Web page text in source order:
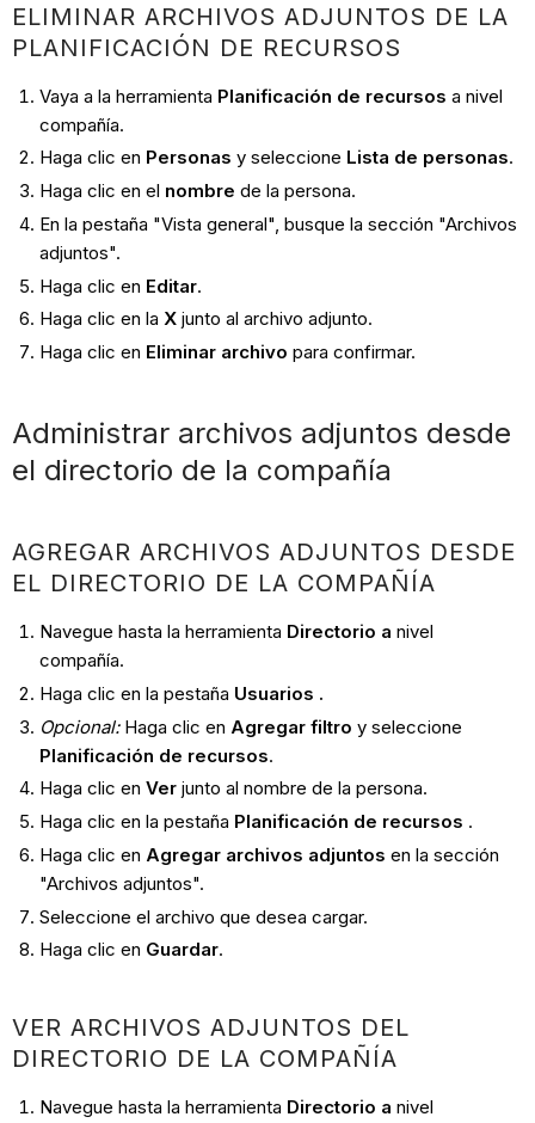
ELIMINAR ARCHIVOS ADJUNTOS DE LA
PLANIFICACIÓN DE RECURSOS
Vaya a la herramienta Planificación de recursos a nivel
compañía.
Haga clic en Personas y seleccione Lista de personas.
Haga clic en el nombre de la persona.
En la pestaña "Vista general", busque la sección "Archivos
adjuntos".
Haga clic en Editar.
Haga clic en la Xjunto al archivo adjunto.
Haga clic en Eliminar archivo para confirmar.
Administrar archivos adjuntos desde
el directorio de la compañía
AGREGAR ARCHIVOS ADJUNTOS DESDE
EL DIRECTORIO DE LA COMPAÑÍA
Navegue hasta la herramienta Directorio a nivel
compañía.
Haga clic en la pestaña Usuarios .
Opcional: Haga clic en Agregar filtro y seleccione
Planificación de recursos.
Haga clic en Verjunto al nombre de la persona.
Haga clic en la pestaña Planificación de recursos .
Haga clic en Agregar archivos adjuntos en la sección
"Archivos adjuntos".
Seleccione el archivo que desea cargar.
Haga clic en Guardar.
VER ARCHIVOS ADJUNTOS DEL
DIRECTORIO DE LA COMPAÑÍA
Navegue hasta la herramienta Directorio a nivel